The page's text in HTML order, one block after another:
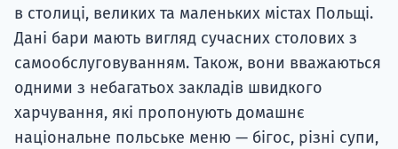
в столиці, великих та маленьких містах Польщі.
Дані бари мають вигляд сучасних столових з
самообслуговуванням. Також, вони вважаються
одними з небагатьох закладів швидкого
харчування, які пропонують домашнє
національне польське меню — бігос, різні супи,